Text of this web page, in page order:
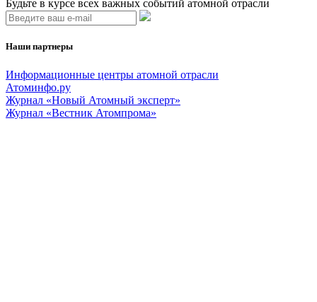
Будьте в курсе всех важных событий атомной отрасли
Наши партнеры
Информационные центры атомной отрасли
Атоминфо.ру
Журнал «Новый Атомный эксперт»
Журнал «Вестник Атомпрома»